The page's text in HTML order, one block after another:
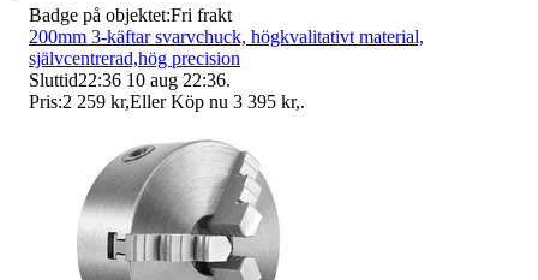
Badge på objektet:Fri frakt
200mm 3-käftar svarvchuck, högkvalitativt material,
självcentrerad,hög precision
Sluttid22:36 10 aug 22:36.
Pris:2 259 kr,Eller Köp nu 3 395 kr,.